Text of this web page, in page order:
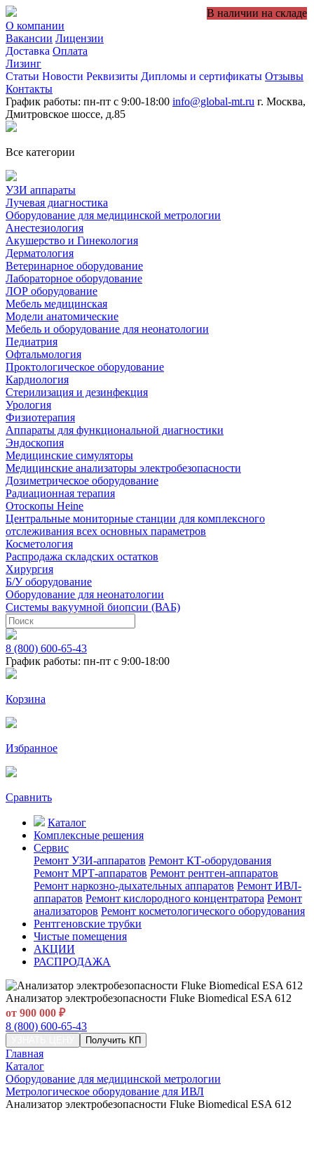
О компании
Вакансии Лицензии
Доставка Оплата
Лизинг
Статьи Новости Реквизиты Дипломы и сертификаты Отзывы
Контакты
График работы: пн-пт с 9:00-18:00 info@global-mt.ru г. Москва,
Дмитровское шоссе, д.85
Все категории
УЗИ аппараты
Лучевая диагностика
Оборудование для медицинской метрологии
Анестезиология
Акушерство и Гинекология
Дерматология
Ветеринарное оборудование
Лабораторное оборудование
ЛОР оборудование
Мебель медицинская
Модели анатомические
Мебель и оборудование для неонатологии
Педиатрия
Офтальмология
Проктологическое оборудование
Кардиология
Стерилизация и дезинфекция
Урология
Физиотерапия
Аппараты для функциональной диагностики
Эндоскопия
Медицинские симуляторы
Медицинские анализаторы электробезопасности
Дозиметрическое оборудование
Радиационная терапия
Отоскопы Heine
Центральные мониторные станции для комплексного
отслеживания всех основных параметров
Косметология
Распродажа складских остатков
Хирургия
Б/У оборудование
Оборудование для неонатологии
Системы вакуумной биопсии (ВАБ)
8 (800) 600-65-43
График работы: пн-пт с 9:00-18:00
Корзина
Избранное
Сравнить
Каталог
Комплексные решения
Сервис
Ремонт УЗИ-аппаратов Ремонт КТ-оборудования
Ремонт МРТ-аппаратов Ремонт рентген-аппаратов
Ремонт наркозно-дыхательных аппаратов Ремонт ИВЛ-
аппаратов Ремонт кислородного концентратора Ремонт
анализаторов Ремонт косметологического оборудования
Рентгеновские трубки
Чистые помещения
АКЦИИ
РАСПРОДАЖА
Анализатор электробезопасности Fluke Biomedical ESA 612
от 900 000 ₽
8 (800) 600-65-43
Получить КП
Главная
Каталог
Оборудование для медицинской метрологии
Метрологическое оборудование для ИВЛ
Анализатор электробезопасности Fluke Biomedical ESA 612
В наличии на складе